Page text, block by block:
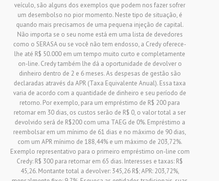
veículo, são alguns dos exemplos que podem nos fazer sofrer
um desembolso no pior momento. Neste tipo de situação, é
quando mais precisamos de uma pequena injeção de capital.
Não importa se o seu nome está em uma lista de devedores
como o SERASA ou se você não tem endosso, a Credy oferece-
lhe até R$ 50.000 em um tempo muito curto e completamente
on-line. Credy também lhe dá a oportunidade de devolver o
dinheiro dentro de 2 e 6 meses. As despesas de gestão são
declaradas através da APR (Taxa Equivalente Anual). Essa taxa
varia de acordo com a quantidade de dinheiro e seu período de
retorno. Por exemplo, para um empréstimo de R$ 200 para
retornar em 30 dias, os custos serão de R$ 0, o valor total a ser
devolvido será de R$200 com uma TAEG de 0%. Empréstimo a
reembolsar em um mínimo de 61 dias e no máximo de 90 dias,
com um APR mínimo de 188,44% e um máximo de 203,72%.
Exemplo representativo para o primeiro empréstimo on-line com
Credy: R$ 300 para retornar em 65 dias. Interesses e taxas: R$
45,26. Montante total a devolver: 345,26 R$; APR: 203,72%,